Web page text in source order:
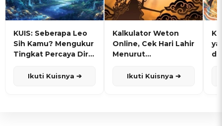
KUIS: Seberapa Leo
Sih Kamu? Mengukur
Tingkat Percaya Diri
Ikuti Kuisnya ➔
Kalkulator Weton
Online, Cek Hari Lahir
Menurut
Ikuti Kuisnya ➔